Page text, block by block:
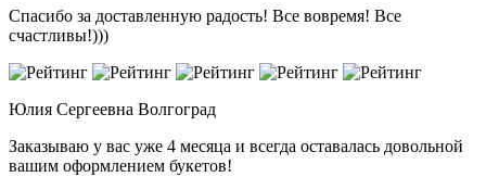
Спасибо за доставленную радость! Все вовремя! Все
счастливы!)))
Юлия Сергеевна Волгоград
Заказываю у вас уже 4 месяца и всегда оставалась довольной
вашим оформлением букетов!